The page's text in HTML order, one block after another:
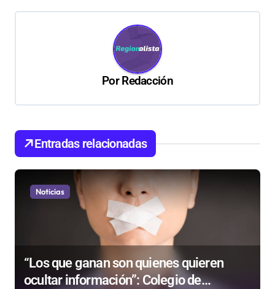
a
d
e
e
n
PorRedacción
Entradas relacionadas
Noticias
“Los que ganan son quienes quieren
ocultar información”: Colegio de